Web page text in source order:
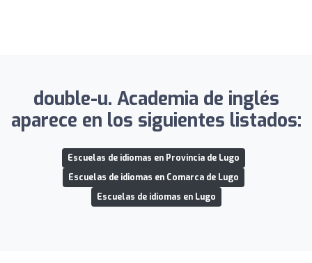
double-u. Academia de inglés
aparece en los siguientes listados:
Escuelas de idiomas en Provincia de Lugo
Escuelas de idiomas en Comarca de Lugo
Escuelas de idiomas en Lugo